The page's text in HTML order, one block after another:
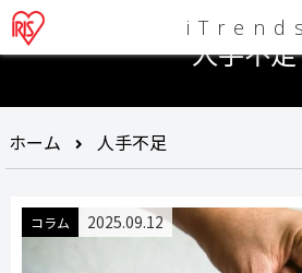
人手不足
ホーム 人手不足
コラム 2025.09.12
iTrends